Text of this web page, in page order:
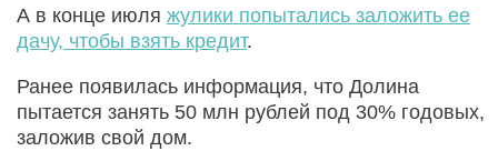
А в конце июля жулики попытались заложить ее
дачу, чтобы взять кредит.
Ранее появилась информация, что Долина
пытается занять 50 млн рублей под 30% годовых,
заложив свой дом.